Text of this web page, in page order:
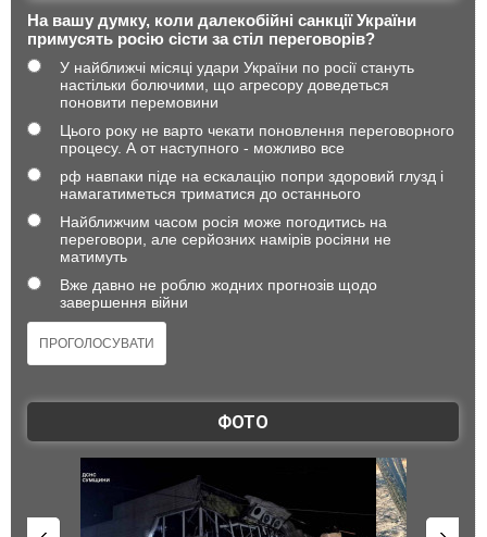
На вашу думку, коли далекобійні санкції України
примусять росію сісти за стіл переговорів?
У найближчі місяці удари України по росії стануть
настільки болючими, що агресору доведеться
поновити перемовини
Цього року не варто чекати поновлення переговорного
процесу. А от наступного - можливо все
рф навпаки піде на ескалацію попри здоровий глузд і
намагатиметься триматися до останнього
Найближчим часом росія може погодитись на
переговори, але серйозних намірів росіяни не
матимуть
Вже давно не роблю жодних прогнозів щодо
завершення війни
ФОТО